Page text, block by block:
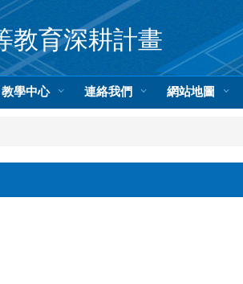
教育深耕計畫
教學中心 連絡我們 網站地圖